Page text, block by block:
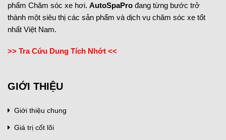
phẩm Chăm sóc xe hơi. AutoSpaPro đang từng bước trở
thành một siêu thị các sản phẩm và dịch vụ chăm sóc xe tốt
nhất Việt Nam.
>> Tra Cứu Dung Tích Nhớt <<
GIỚI THIỆU
Giới thiệu chung
Giá trị cốt lõi